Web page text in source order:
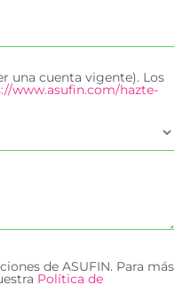
una cuenta vigente). Los
www.asufin.com/hazte-
de ASUFIN. Para más
Política de